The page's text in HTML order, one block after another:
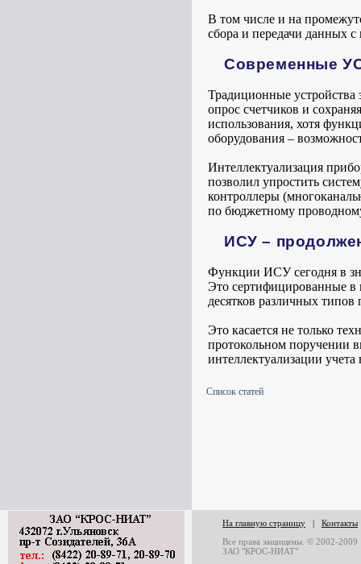
В том числе и на
сбора и передачи данных
Современные
Традиционные устройства
опрос счетчиков и
использования, хотя
оборудования –
Интеллектуализация
позволил упростить
контроллеры
по бюджетному
ИСУ –
Функции ИСУ сегодня в
Это сертифицированные в
десятков различных типов
Это касается не только
протокольном поручении
интеллектуализации
Список статей
На главную страницу | Контакты
Все права защищены. © 2002-2009
ЗАО "КРОС-НИАТ"